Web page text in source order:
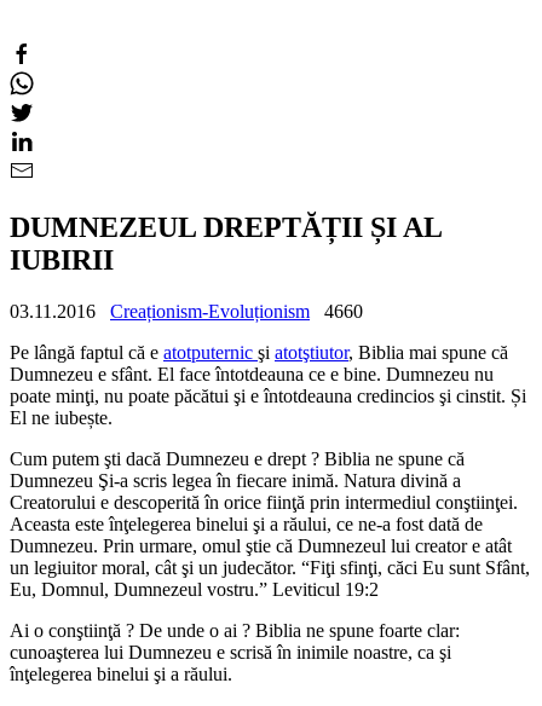
DUMNEZEUL DREPTĂȚII ȘI AL
IUBIRII
03.11.2016 Creaționism-Evoluționism
4660
Pe lângă faptul că e atotputernic şi atotştiutor, Biblia mai spune că
Dumnezeu e sfânt. El face întotdeauna ce e bine. Dumnezeu nu
poate minţi, nu poate păcătui şi e întotdeauna credincios şi cinstit. Și
El ne iubește.
Cum putem şti dacă Dumnezeu e drept ? Biblia ne spune că
Dumnezeu Şi-a scris legea în fiecare inimă. Natura divină a
Creatorului e descoperită în orice fiinţă prin intermediul conştiinţei.
Aceasta este înţelegerea binelui şi a răului, ce ne-a fost dată de
Dumnezeu. Prin urmare, omul ştie că Dumnezeul lui creator e atât
un legiuitor moral, cât şi un judecător. “Fiţi sfinţi, căci Eu sunt Sfânt,
Eu, Domnul, Dumnezeul vostru.” Leviticul 19:2
Ai o conştiinţă ? De unde o ai ? Biblia ne spune foarte clar:
cunoaşterea lui Dumnezeu e scrisă în inimile noastre, ca şi
înţelegerea binelui şi a răului.